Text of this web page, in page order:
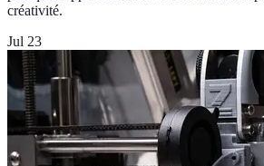
créativité.
Jul 23